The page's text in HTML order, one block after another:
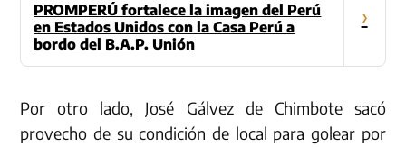
PROMPERÚ fortalece la imagen del Perú
en Estados Unidos con la Casa Perú a
bordo del B.A.P. Unión
›
Por otro lado, José Gálvez de Chimbote sacó
provecho de su condición de local para golear por